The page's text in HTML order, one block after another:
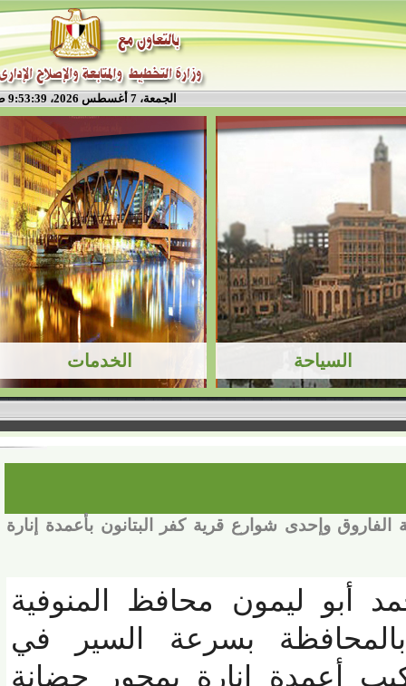
الجمعة، 7 أغسطس 2026، 9:53:39 ص
وإحدى شوارع قرية كفر البتانون بأعمدة إنارة
أبو ليمون محافظ المنوفية
بسرعة السير في
أعمدة إنارة بمحور حضانة